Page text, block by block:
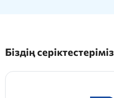
Біздің серіктестеріміз